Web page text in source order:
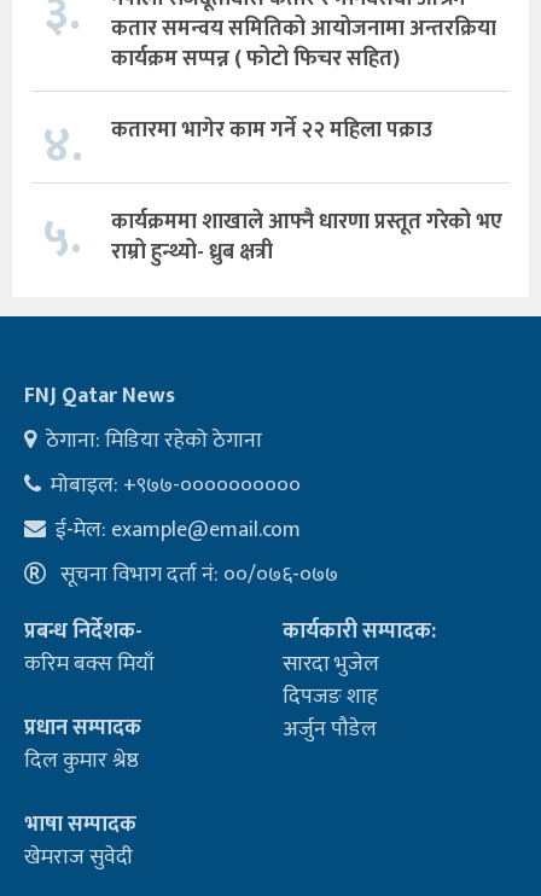
कतार समन्वय समितिको आयोजनामा अन्तरक्रिया
कार्यक्रम सप्पन्न ( फोटो फिचर सहित)
४. कतारमा भागेर काम गर्ने २२ महिला पक्राउ
५.
कार्यक्रममा शाखाले आफ्नै धारणा प्रस्तूत गरेको भए
राम्रो हुन्थ्यो- ध्रुब क्षत्री
FNJ Qatar News
ठेगाना: मिडिया रहेको ठेगाना
मोबाइल: +९७७-००००००००००
ई-मेल: example@email.com
सूचना विभाग दर्ता नं: ००/०७६-०७७
प्रबन्ध निर्देशक-
करिम बक्स मियाँ
प्रधान सम्पादक
दिल कुमार श्रेष्ठ
भाषा सम्पादक
खेमराज सुवेदी
कार्यकारी सम्पादक:
सारदा भुजेल
दिपजङ शाह
अर्जुन पौडेल